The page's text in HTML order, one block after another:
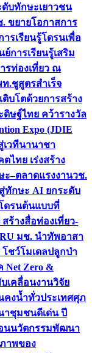
บทักษะเยาวชน
. ขยายโอกาสการ
รเรียนรู้โดรนเพื่อ
ย์การเรียนรู้เสริม
รท่องเที่ยว ณ
.ชูสูตรสำเร็จ
ติบโตด้วยการสร้าง
ษฐ์ไทย คว้ารางวัล
Expo (JDIE
เวทีนานาชา
ไทย เร่งสร้าง
ะ–ตลาดแรงงานวช.
ทักษะ AI ยกระดับ
ดรนต้นแบบที่
ร้างสื่อท่องเที่ยว-
มช. นำทัพอาสา
โชว์โมเดลปลูกป่า
Net Zero &
เคลื่อนงานวิจัย
งน้ำทั่วประเทศศุภ
าชุมชนดีเด่น ปี
อนนวัตกรรมพัฒนา
ภาพของ